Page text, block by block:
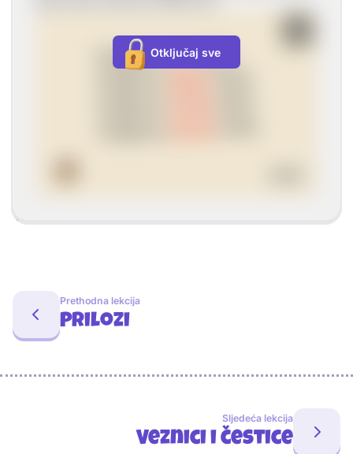
Otključaj sve
Prethodna lekcija
Prilozi
Sljedeća lekcija
Veznici i čestice